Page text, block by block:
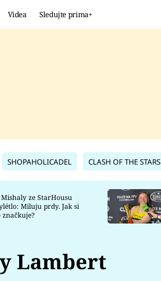
Videa Sledujte prima+
SHOPAHOLICADEL CLASH OF THE STARS
Mishaly ze StarHousu
Miluju prdy. Jak si
značkuje?
Lambert